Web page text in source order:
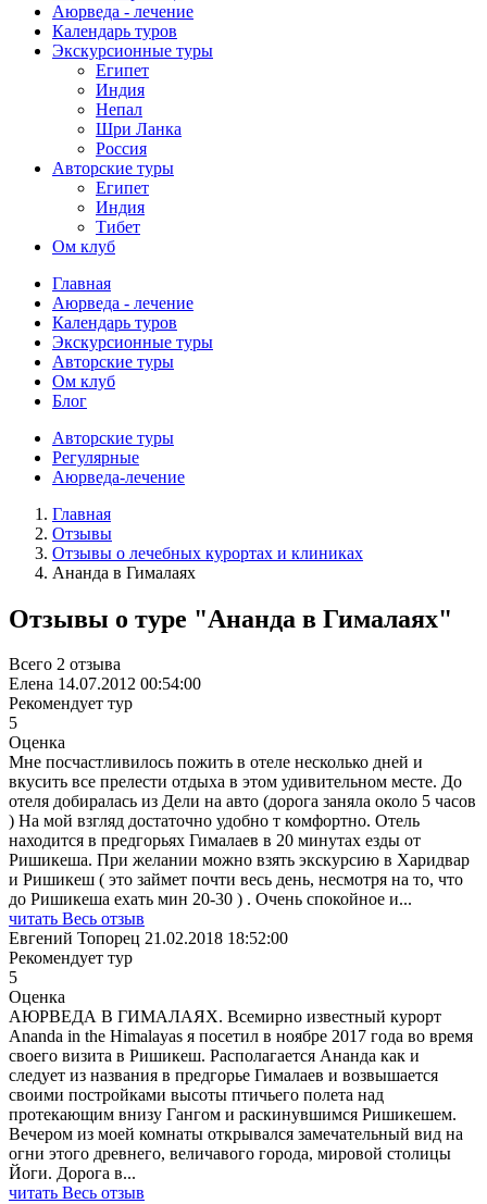
Аюрведа - лечение
Календарь туров
Экскурсионные туры
Египет
Индия
Непал
Шри Ланка
Россия
Авторские туры
Египет
Индия
Тибет
Ом клуб
Главная
Аюрведа - лечение
Календарь туров
Экскурсионные туры
Авторские туры
Ом клуб
Блог
Авторские туры
Регулярные
Аюрведа-лечение
Главная
Отзывы
Отзывы о лечебных курортах и клиниках
Ананда в Гималаях
Отзывы о туре "Ананда в Гималаях"
Всего 2 отзыва
Елена 14.07.2012 00:54:00
Рекомендует тур
5
Оценка
Мне посчастливилось пожить в отеле несколько дней и
вкусить все прелести отдыха в этом удивительном месте. До
отеля добиралась из Дели на авто (дорога заняла около 5 часов
) На мой взгляд достаточно удобно т комфортно. Отель
находится в предгорьях Гималаев в 20 минутах езды от
Ришикеша. При желании можно взять экскурсию в Харидвар
и Ришикеш ( это займет почти весь день, несмотря на то, что
до Ришикеша ехать мин 20-30 ) . Очень спокойное и...
читать Весь отзыв
Евгений Топорец 21.02.2018 18:52:00
Рекомендует тур
5
Оценка
АЮРВЕДА В ГИМАЛАЯХ. Всемирно известный курорт
Ananda in the Himalayas я посетил в ноябре 2017 года во время
своего визита в Ришикеш. Располагается Ананда как и
следует из названия в предгорье Гималаев и возвышается
своими постройками высоты птичьего полета над
протекающим внизу Гангом и раскинувшимся Ришикешем.
Вечером из моей комнаты открывался замечательный вид на
огни этого древнего, величавого города, мировой столицы
Йоги. Дорога в...
читать Весь отзыв